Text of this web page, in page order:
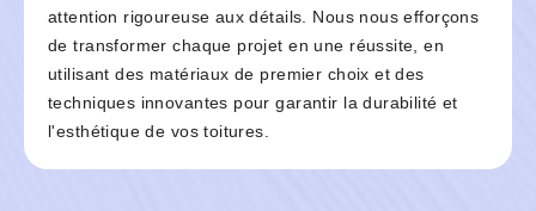
attention rigoureuse aux détails. Nous nous efforçons
de transformer chaque projet en une réussite, en
utilisant des matériaux de premier choix et des
techniques innovantes pour garantir la durabilité et
l'esthétique de vos toitures.